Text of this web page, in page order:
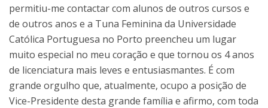
permitiu-me contactar com alunos de outros cursos e
de outros anos e a Tuna Feminina da Universidade
Católica Portuguesa no Porto preencheu um lugar
muito especial no meu coração e que tornou os 4 anos
de licenciatura mais leves e entusiasmantes. É com
grande orgulho que, atualmente, ocupo a posição de
Vice-Presidente desta grande família e afirmo, com toda